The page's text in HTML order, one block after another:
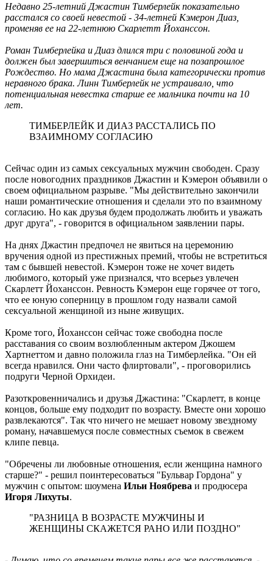
Недавно 25-летний Джастин Тимберлейк показательно
расстался со своей невестой - 34-летней Кэмерон Диаз,
променяв ее на 22-летнюю Скарлетт Йоханссон.
Роман Тимберлейка и Диаз длился три с половиной года и
должен был завершиться венчанием еще на позапрошлое
Рождество. Но мама Джастина была категорически против
неравного брака. Линн Тимберлейк не устраивало, что
потенциальная невестка старше ее мальчика почти на 10
лет.
ТИМБЕРЛЕЙК И ДИАЗ РАССТАЛИСЬ ПО
ВЗАИМНОМУ СОГЛАСИЮ
Сейчас один из самых сексуальных мужчин свободен. Сразу
после новогодних праздников Джастин и Кэмерон объявили о
своем официальном разрыве. "Мы действительно закончили
наши романтические отношения и сделали это по взаимному
согласию. Но как друзья будем продолжать любить и уважать
друг друга", - говорится в официальном заявлении пары.
На днях Джастин предпочел не явиться на церемонию
вручения одной из престижных премий, чтобы не встретиться
там с бывшей невестой. Кэмерон тоже не хочет видеть
любимого, который уже признался, что всерьез увлечен
Скарлетт Йоханссон. Ревность Кэмерон еще горячее от того,
что ее юную соперницу в прошлом году назвали самой
сексуальной женщиной из ныне живущих.
Кроме того, Йоханссон сейчас тоже свободна после
расставания со своим возлюбленным актером Джошем
Хартнеттом и давно положила глаз на Тимберлейка. "Он ей
всегда нравился. Они часто флиртовали", - проговорились
подруги Черной Орхидеи.
Разоткровенничались и друзья Джастина: "Скарлетт, в конце
концов, больше ему подходит по возрасту. Вместе они хорошо
развлекаются". Так что ничего не мешает новому звездному
роману, начавшемуся после совместных съемок в свежем
клипе певца.
"Обречены ли любовные отношения, если женщина намного
старше?" - решил поинтересоваться "Бульвар Гордона" у
мужчин с опытом: шоумена Ильи Ноябрева и продюсера
Игоря Лихуты.
"РАЗНИЦА В ВОЗРАСТЕ МУЖЧИНЫ И
ЖЕНЩИНЫ СКАЖЕТСЯ РАНО ИЛИ ПОЗДНО"